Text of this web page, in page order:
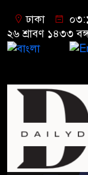
ঢাকা
২৬ শ্রাবণ ১৪৩৩